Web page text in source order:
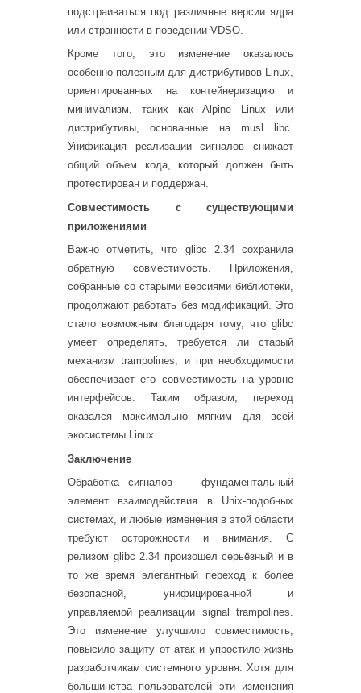
подстраиваться под различные версии ядра
или странности в поведении VDSO.
Кроме того, это изменение оказалось
особенно полезным для дистрибутивов Linux,
ориентированных на контейнеризацию и
минимализм, таких как Alpine Linux или
дистрибутивы, основанные на musl libc.
Унификация реализации сигналов снижает
общий объем кода, который должен быть
протестирован и поддержан.
Совместимость с существующими
приложениями
Важно отметить, что glibc 2.34 сохранила
обратную совместимость. Приложения,
собранные со старыми версиями библиотеки,
продолжают работать без модификаций. Это
стало возможным благодаря тому, что glibc
умеет определять, требуется ли старый
механизм trampolines, и при необходимости
обеспечивает его совместимость на уровне
интерфейсов. Таким образом, переход
оказался максимально мягким для всей
экосистемы Linux.
Заключение
Обработка сигналов — фундаментальный
элемент взаимодействия в Unix-подобных
системах, и любые изменения в этой области
требуют осторожности и внимания. С
релизом glibc 2.34 произошел серьёзный и в
то же время элегантный переход к более
безопасной, унифицированной и
управляемой реализации signal trampolines.
Это изменение улучшило совместимость,
повысило защиту от атак и упростило жизнь
разработчикам системного уровня. Хотя для
большинства пользователей эти изменения